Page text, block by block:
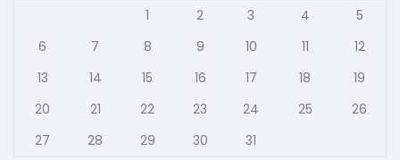
1
2 3 4
5
6
7 8 9 10 11
12
13
14 15 16 17 18
19
20
21 22 23 24 25
26
27
28 29 30 31